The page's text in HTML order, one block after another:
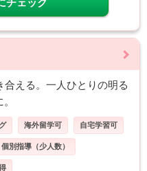
チェック
合える。一人ひとりの明る
海外留学可 自宅学習可
個別指導（少人数）